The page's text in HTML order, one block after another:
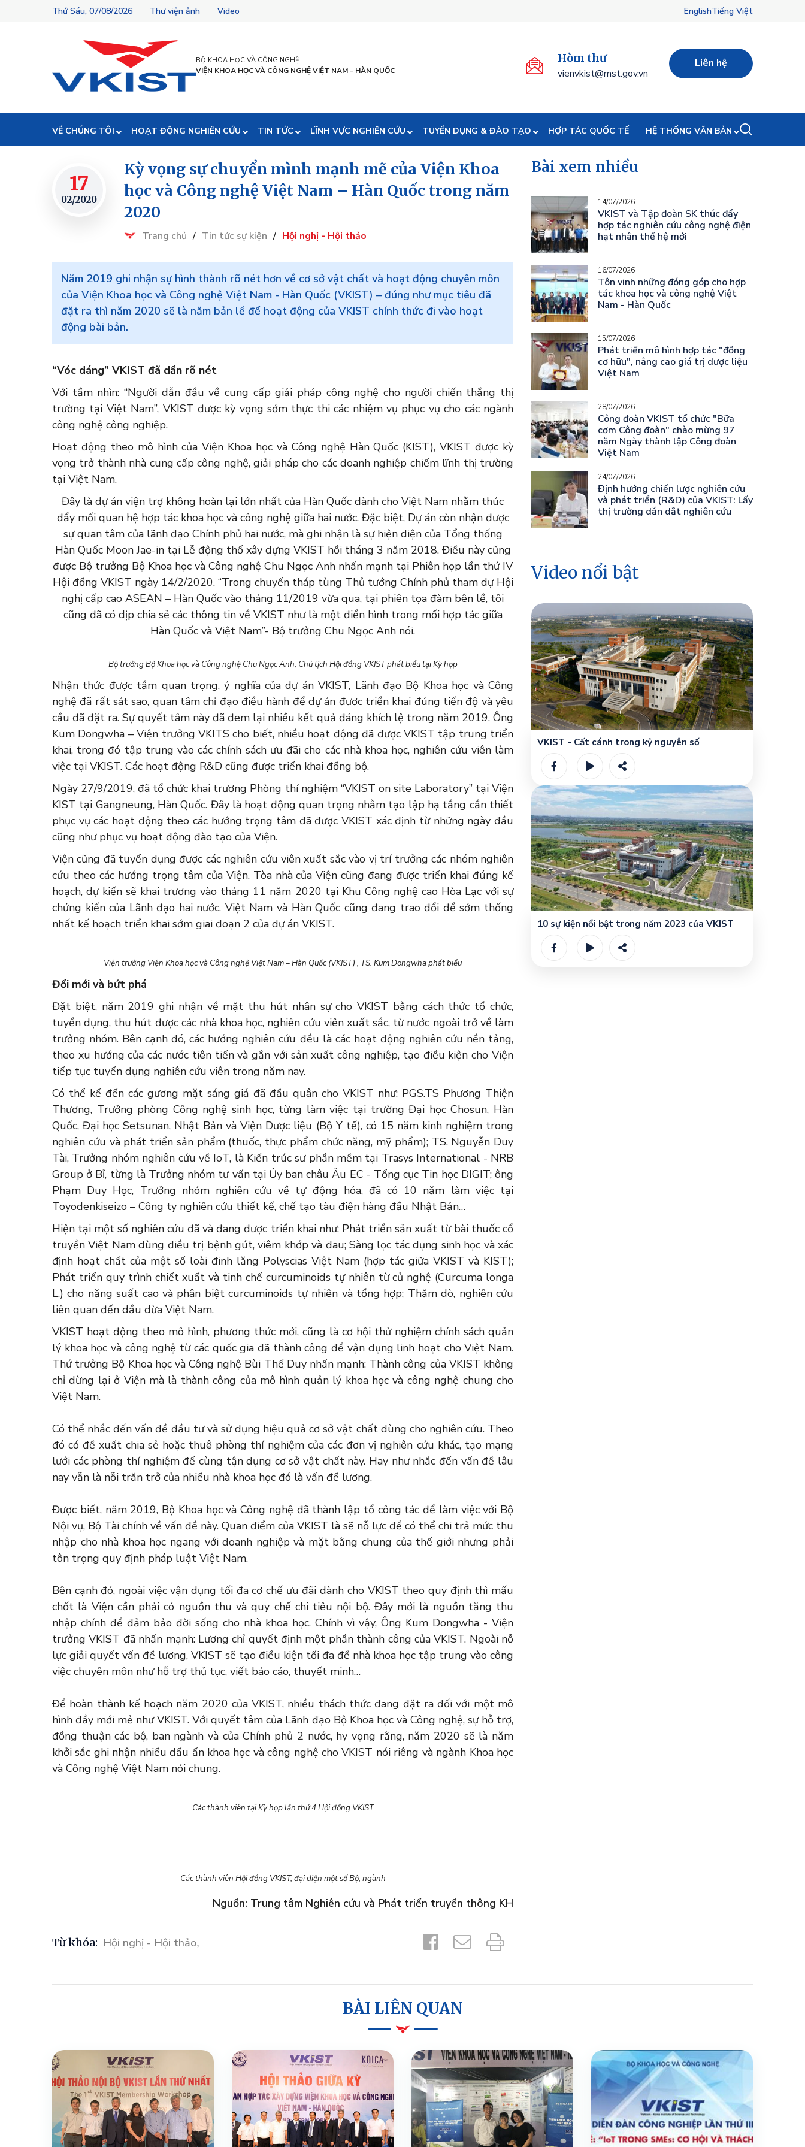
Thứ Sáu, 07/08/2026 Thư viện ảnh Video EnglishTiếng Việt
BỘ KHOA HỌC VÀ CÔNG NGHỆ
VIỆN KHOA HỌC VÀ CÔNG NGHỆ VIỆT NAM - HÀN QUỐC
Hòm thư
vienvkist@mst.gov.vn
Liên hệ
VỀ CHÚNG TÔI HOẠT ĐỘNG NGHIÊN CỨU TIN TỨC LĨNH VỰC NGHIÊN CỨU TUYỂN DỤNG & ĐÀO TẠO HỢP TÁC QUỐC TẾ HỆ THỐNG VĂN BẢN
17
02/2020
Kỳ vọng sự chuyển mình mạnh mẽ của Viện Khoa
học và Công nghệ Việt Nam – Hàn Quốc trong năm
2020
Trang chủ / Tin tức sự kiện / Hội nghị - Hội thảo
Năm 2019 ghi nhận sự hình thành rõ nét hơn về cơ sở vật chất và hoạt động chuyên môn
của Viện Khoa học và Công nghệ Việt Nam - Hàn Quốc (VKIST) – đúng như mục tiêu đã
đặt ra thì năm 2020 sẽ là năm bản lề để hoạt động của VKIST chính thức đi vào hoạt
động bài bản.
“Vóc dáng” VKIST đã dần rõ nét
Với tầm nhìn: “Người dẫn đầu về cung cấp giải pháp công nghệ cho người chiến thắng thị
trường tại Việt Nam”, VKIST được kỳ vọng sớm thực thi các nhiệm vụ phục vụ cho các ngành
công nghệ công nghiệp.
Hoạt động theo mô hình của Viện Khoa học và Công nghệ Hàn Quốc (KIST), VKIST được kỳ
vọng trở thành nhà cung cấp công nghệ, giải pháp cho các doanh nghiệp chiếm lĩnh thị trường
tại Việt Nam.
Đây là dự án viện trợ không hoàn lại lớn nhất của Hàn Quốc dành cho Việt Nam nhằm thúc
đẩy mối quan hệ hợp tác khoa học và công nghệ giữa hai nước. Đặc biệt, Dự án còn nhận được
sự quan tâm của lãnh đạo Chính phủ hai nước, mà ghi nhận là sự hiện diện của Tổng thống
Hàn Quốc Moon Jae-in tại Lễ động thổ xây dựng VKIST hồi tháng 3 năm 2018. Điều này cũng
được Bộ trưởng Bộ Khoa học và Công nghệ Chu Ngọc Anh nhấn mạnh tại Phiên họp lần thứ IV
Hội đồng VKIST ngày 14/2/2020. “Trong chuyến tháp tùng Thủ tướng Chính phủ tham dự Hội
nghị cấp cao ASEAN – Hàn Quốc vào tháng 11/2019 vừa qua, tại phiên tọa đàm bên lề, tôi
cũng đã có dịp chia sẻ các thông tin về VKIST như là một điển hình trong mối hợp tác giữa
Hàn Quốc và Việt Nam”- Bộ trưởng Chu Ngọc Anh nói.
Bộ trưởng Bộ Khoa học và Công nghệ Chu Ngọc Anh, Chủ tịch Hội đồng VKIST phát biểu tại Kỳ họp
Nhận thức được tầm quan trọng, ý nghĩa của dự án VKIST, Lãnh đạo Bộ Khoa học và Công
nghệ đã rất sát sao, quan tâm chỉ đạo điều hành để dự án đươc triển khai đúng tiến độ và yêu
cầu đã đặt ra. Sự quyết tâm này đã đem lại nhiều kết quả đáng khích lệ trong năm 2019. Ông
Kum Dongwha – Viện trưởng VKITS cho biết, nhiều hoạt động đã được VKIST tập trung triển
khai, trong đó tập trung vào các chính sách ưu đãi cho các nhà khoa học, nghiên cứu viên làm
việc tại VKIST. Các hoạt động R&D cũng được triển khai đồng bộ.
Ngày 27/9/2019, đã tổ chức khai trương Phòng thí nghiệm “VKIST on site Laboratory” tại Viện
KIST tại Gangneung, Hàn Quốc. Đây là hoạt động quan trọng nhằm tạo lập hạ tầng cần thiết
phục vụ các hoạt động theo các hướng trọng tâm đã được VKIST xác định từ những ngày đầu
cũng như phục vụ hoạt động đào tạo của Viện.
Viện cũng đã tuyển dụng được các nghiên cứu viên xuất sắc vào vị trí trưởng các nhóm nghiên
cứu theo các hướng trọng tâm của Viện. Tòa nhà của Viện cũng đang được triển khai đúng kế
hoạch, dự kiến sẽ khai trương vào tháng 11 năm 2020 tại Khu Công nghệ cao Hòa Lạc với sự
chứng kiến của Lãnh đạo hai nước. Việt Nam và Hàn Quốc cũng đang trao đổi để sớm thống
nhất kế hoạch triển khai sớm giai đoạn 2 của dự án VKIST.
Viện trưởng Viện Khoa học và Công nghệ Việt Nam – Hàn Quốc (VKIST) , TS. Kum Dongwha phát biểu
Đổi mới và bứt phá
Đặt biệt, năm 2019 ghi nhận về mặt thu hút nhân sự cho VKIST bằng cách thức tổ chức,
tuyển dụng, thu hút được các nhà khoa học, nghiên cứu viên xuất sắc, từ nước ngoài trở về làm
trưởng nhóm. Bên cạnh đó, các hướng nghiên cứu đều là các hoạt động nghiên cứu nền tảng,
theo xu hướng của các nước tiên tiến và gắn với sản xuất công nghiệp, tạo điều kiện cho Viện
tiếp tục tuyển dụng nghiên cứu viên trong năm nay.
Có thể kể đến các gương mặt sáng giá đã đầu quân cho VKIST như: PGS.TS Phương Thiện
Thương, Trưởng phòng Công nghệ sinh học, từng làm việc tại trường Đại học Chosun, Hàn
Quốc, Đại học Setsunan, Nhật Bản và Viện Dược liệu (Bộ Y tế), có 15 năm kinh nghiệm trong
nghiên cứu và phát triển sản phẩm (thuốc, thực phẩm chức năng, mỹ phẩm); TS. Nguyễn Duy
Tài, Trưởng nhóm nghiên cứu về IoT, là Kiến trúc sư phần mềm tại Trasys International - NRB
Group ở Bỉ, từng là Trưởng nhóm tư vấn tại Ủy ban châu Âu EC - Tổng cục Tin học DIGIT; ông
Phạm Duy Học, Trưởng nhóm nghiên cứu về tự động hóa, đã có 10 năm làm việc tại
Toyodenkiseizo – Công ty nghiên cứu thiết kế, chế tạo tàu điện hàng đầu Nhật Bản…
Hiện tại một số nghiên cứu đã và đang được triển khai như: Phát triển sản xuất từ bài thuốc cổ
truyền Việt Nam dùng điều trị bệnh gút, viêm khớp và đau; Sàng lọc tác dụng sinh học và xác
định hoạt chất của một số loài đinh lăng Polyscias Việt Nam (hợp tác giữa VKIST và KIST);
Phát triển quy trình chiết xuất và tinh chế curcuminoids tự nhiên từ củ nghệ (Curcuma longa
L.) cho năng suất cao và phân biệt curcuminoids tự nhiên và tổng hợp; Thăm dò, nghiên cứu
liên quan đến dầu dừa Việt Nam.
VKIST hoạt động theo mô hình, phương thức mới, cũng là cơ hội thử nghiệm chính sách quản
lý khoa học và công nghệ từ các quốc gia đã thành công để vận dụng linh hoạt cho Việt Nam.
Thứ trưởng Bộ Khoa học và Công nghệ Bùi Thế Duy nhấn mạnh: Thành công của VKIST không
chỉ dừng lại ở Viện mà là thành công của mô hình quản lý khoa học và công nghệ chung cho
Việt Nam.
Có thể nhắc đến vấn đề đầu tư và sử dụng hiệu quả cơ sở vật chất dùng cho nghiên cứu. Theo
đó có đề xuất chia sẻ hoặc thuê phòng thí nghiệm của các đơn vị nghiên cứu khác, tạo mạng
lưới các phòng thí nghiệm để cùng tận dụng cơ sở vật chất này. Hay như nhắc đến vấn đề lâu
nay vẫn là nỗi trăn trở của nhiều nhà khoa học đó là vấn đề lương.
Được biết, năm 2019, Bộ Khoa học và Công nghệ đã thành lập tổ công tác để làm việc với Bộ
Nội vụ, Bộ Tài chính về vấn đề này. Quan điểm của VKIST là sẽ nỗ lực để có thể chi trả mức thu
nhập cho nhà khoa học ngang với doanh nghiệp và mặt bằng chung của thế giới nhưng phải
tôn trọng quy định pháp luật Việt Nam.
Bên cạnh đó, ngoài việc vận dụng tối đa cơ chế ưu đãi dành cho VKIST theo quy định thì mấu
chốt là Viện cần phải có nguồn thu và quy chế chi tiêu nội bộ. Đây mới là nguồn tăng thu
nhập chính để đảm bảo đời sống cho nhà khoa học. Chính vì vậy, Ông Kum Dongwha - Viện
trưởng VKIST đã nhấn mạnh: Lương chỉ quyết định một phần thành công của VKIST. Ngoài nỗ
lực giải quyết vấn đề lương, VKIST sẽ tạo điều kiện tối đa để nhà khoa học tập trung vào công
việc chuyên môn như hỗ trợ thủ tục, viết báo cáo, thuyết minh…
Để hoàn thành kế hoạch năm 2020 của VKIST, nhiều thách thức đang đặt ra đối với một mô
hình đầy mới mẻ như VKIST. Với quyết tâm của Lãnh đạo Bộ Khoa học và Công nghệ, sự hỗ trợ,
đồng thuận các bộ, ban ngành và của Chính phủ 2 nước, hy vọng rằng, năm 2020 sẽ là năm
khởi sắc ghi nhận nhiều dấu ấn khoa học và công nghệ cho VKIST nói riêng và ngành Khoa học
và Công nghệ Việt Nam nói chung.
Các thành viên tại Kỳ họp lần thứ 4 Hội đồng VKIST
Các thành viên Hội đồng VKIST, đại diện một số Bộ, ngành
Nguồn: Trung tâm Nghiên cứu và Phát triển truyền thông KH
Từ khóa: Hội nghị - Hội thảo,
Bài xem nhiều
14/07/2026
VKIST và Tập đoàn SK thúc đẩy
hợp tác nghiên cứu công nghệ điện
hạt nhân thế hệ mới
16/07/2026
Tôn vinh những đóng góp cho hợp
tác khoa học và công nghệ Việt
Nam - Hàn Quốc
15/07/2026
Phát triển mô hình hợp tác "đồng
cơ hữu", nâng cao giá trị dược liệu
Việt Nam
28/07/2026
Công đoàn VKIST tổ chức "Bữa
cơm Công đoàn" chào mừng 97
năm Ngày thành lập Công đoàn
Việt Nam
24/07/2026
Định hướng chiến lược nghiên cứu
và phát triển (R&D) của VKIST: Lấy
thị trường dẫn dắt nghiên cứu
Video nổi bật
VKIST - Cất cánh trong kỷ nguyên số
10 sự kiện nổi bật trong năm 2023 của VKIST
BÀI LIÊN QUAN